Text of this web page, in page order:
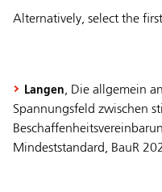
Alternatively, select the
Langen, Die allgemein
Spannungsfeld zwischen
Mindeststandard, BauR